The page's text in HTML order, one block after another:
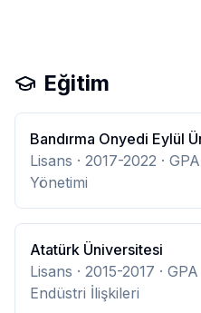
Eğitim
Bandırma Onyedi Eylül
Lisans · 2017-2022 ·
Yönetimi
Atatürk Üniversitesi
Lisans · 2015-2017 ·
Endüstri İlişkileri